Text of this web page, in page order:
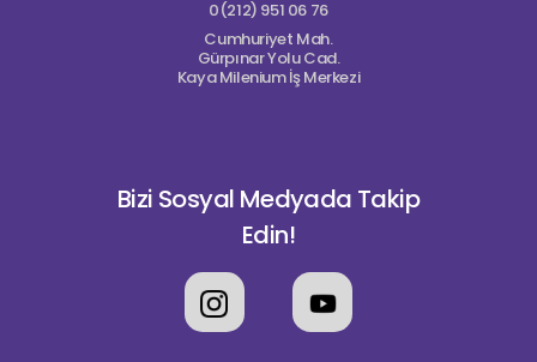
0(212) 951 06 76
Cumhuriyet Mah.
Gürpınar Yolu Cad.
Kaya Milenium İş Merkezi
Bizi Sosyal Medyada Takip
Edin!